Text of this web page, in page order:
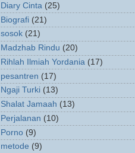
Diary Cinta (25)
Biografi (21)
sosok (21)
Madzhab Rindu (20)
Rihlah Ilmiah Yordania (17)
pesantren (17)
Ngaji Turki (13)
Shalat Jamaah (13)
Perjalanan (10)
Porno (9)
metode (9)